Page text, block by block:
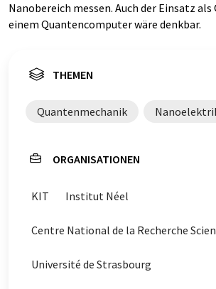
Nanobereich messen. Auch der Einsatz
einem Quantencomputer wäre denkbar.
THEMEN
Quantenmechanik
ORGANISATIONEN
KIT Institut Néel
Centre National de la Recherche
Université de Strasbourg